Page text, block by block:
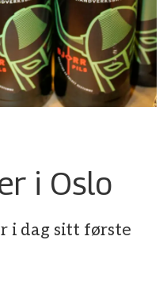
i Oslo
i dag sitt første